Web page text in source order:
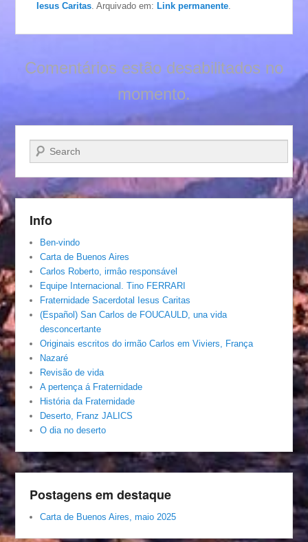
Iesus Caritas . Arquivado em:Link permanente
Comentários estão desabilitados no
momento.
Pesquisar…
Info
Ben-vindo
Carta de Buenos Aires
Carlos Roberto, irmâo responsável
Equipe Internacional. Tino FERRARI
Fraternidade Sacerdotal Iesus Caritas
(Español) San Carlos de FOUCAULD, una vida
desconcertante
Originais escritos do irmão Carlos em Viviers, França
Nazaré
Revisão de vida
A pertença á Fraternidade
História da Fraternidade
Deserto, Franz JALICS
O dia no deserto
Postagens em destaque
Carta de Buenos Aires, maio 2025